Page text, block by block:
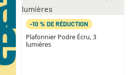
-10 % DE RÉDUCTION
Plafonnier Podre Écru, 3
lumières